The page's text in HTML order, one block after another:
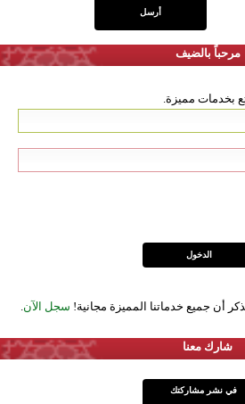
مرحباً بالضيف
بخدمات مميزة.
أن جميع خدماتنا المميزة مجانية! سجل الآن
شارك معنا
في نشر مشاركتك